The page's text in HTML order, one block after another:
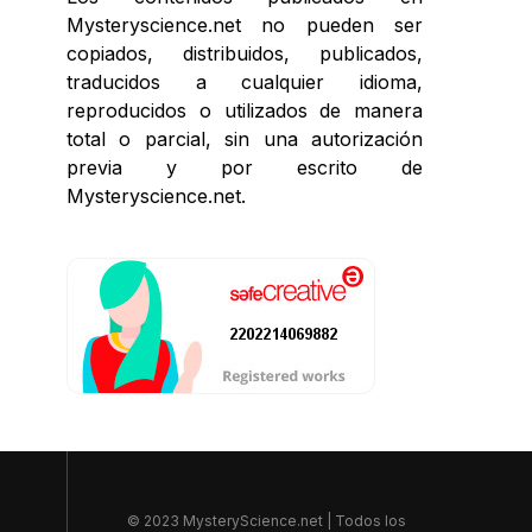
Mysteryscience.net no pueden ser
copiados, distribuidos, publicados,
traducidos a cualquier idioma,
reproducidos o utilizados de manera
total o parcial, sin una autorización
previa y por escrito de
Mysteryscience.net.
© 2023 MysteryScience.net | Todos los